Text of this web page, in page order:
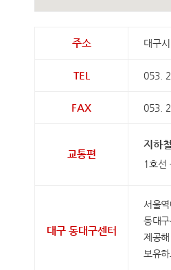
주소 대구
TEL 053.
FAX 053.
교통편
지하
1호선
대구 동대구센터
서울
동대
제공
보유